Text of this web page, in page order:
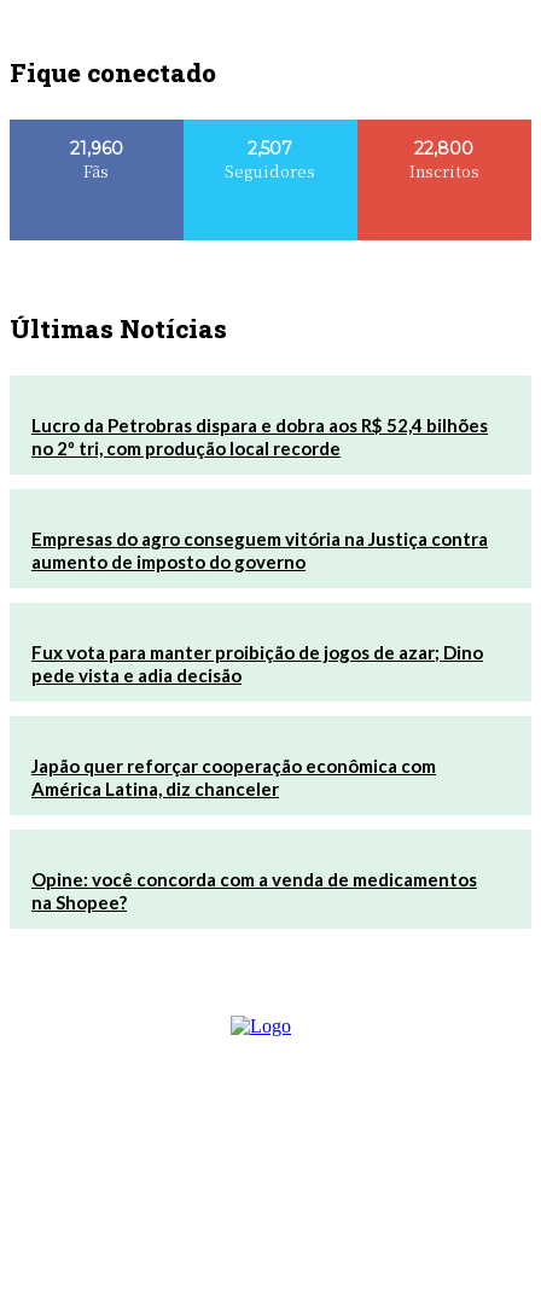
Fique conectado
21,960
Fãs
2,507
Seguidores
22,800
Inscritos
Últimas Notícias
Lucro da Petrobras dispara e dobra aos R$ 52,4 bilhões
no 2º tri, com produção local recorde
Empresas do agro conseguem vitória na Justiça contra
aumento de imposto do governo
Fux vota para manter proibição de jogos de azar; Dino
pede vista e adia decisão
Japão quer reforçar cooperação econômica com
América Latina, diz chanceler
Opine: você concorda com a venda de medicamentos
na Shopee?